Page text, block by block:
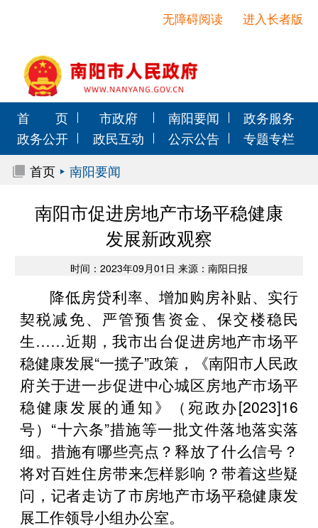
进入长者版
无障碍阅读
首 页 市政府 南阳要闻
政务服务
政务公开
政民互动 公示公告
专题专栏
首页
南阳要闻
南阳市促进房地产市场平稳健康
发展新政观察
时间：2023年09月01日 来源：南阳日报
降低房贷利率、增加购房补贴、实行
契税减免、严管预售资金、保交楼稳民
生……近期，我市出台促进房地产市场平
稳健康发展“一揽子”政策，《南阳市人民政
府关于进一步促进中心城区房地产市场平
稳健康发展的通知》（宛政办[2023]16
号）“十六条”措施等一批文件落地落实落
细。措施有哪些亮点？释放了什么信号？
将对百姓住房带来怎样影响？带着这些疑
问，记者走访了市房地产市场平稳健康发
展工作领导小组办公室。